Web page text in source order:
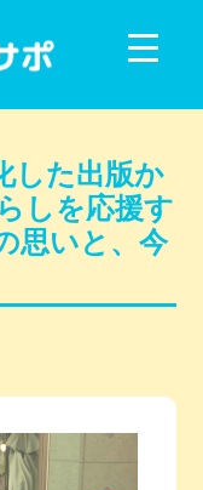
した出版か
しを応援す
思いと、今